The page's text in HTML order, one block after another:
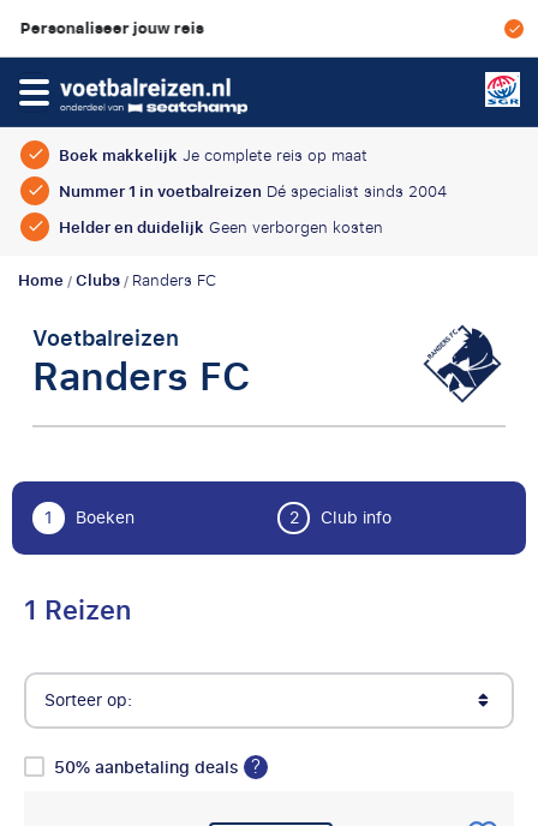
reis Scherpe prijzen &
Boek makkelijk Je complete reis op maat
Nummer 1 in voetbalreizen Dé specialist sinds 2004
Helder en duidelijk Geen verborgen kosten
Home/Clubs/Randers FC
Voetbalreizen
Randers FC
1 Boeken 2 Club info
1 Reizen
Sorteer op:
50% aanbetaling deals ?